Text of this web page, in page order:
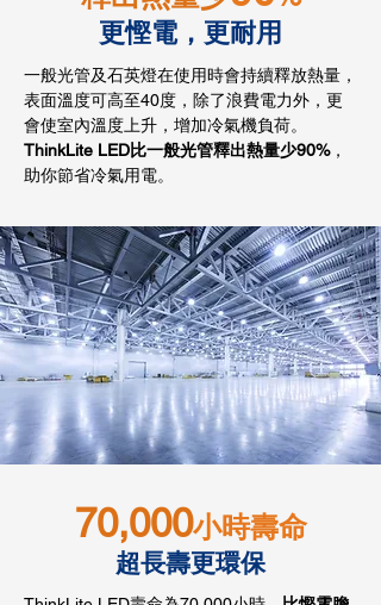
更慳電，更耐用
一般光管及石英燈在使用時會持續釋放熱量，
表面溫度可高至40度，除了浪費電力外，更
會使室內溫度上升，增加冷氣機負荷。
ThinkLite LED比一般光管釋出熱量少90%，
助你節省冷氣用電。
70,000小時壽命
超長壽更環保